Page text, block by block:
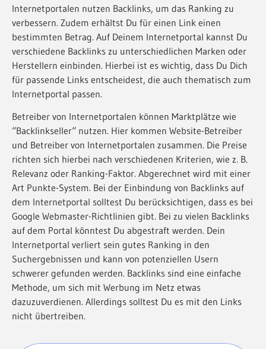
Internetportalen nutzen Backlinks, um das Ranking zu
verbessern. Zudem erhältst Du für einen Link einen
bestimmten Betrag. Auf Deinem Internetportal kannst Du
verschiedene Backlinks zu unterschiedlichen Marken oder
Herstellern einbinden. Hierbei ist es wichtig, dass Du Dich
für passende Links entscheidest, die auch thematisch zum
Internetportal passen.
Betreiber von Internetportalen können Marktplätze wie
“Backlinkseller“ nutzen. Hier kommen Website-Betreiber
und Betreiber von Internetportalen zusammen. Die Preise
richten sich hierbei nach verschiedenen Kriterien, wie z. B.
Relevanz oder Ranking-Faktor. Abgerechnet wird mit einer
Art Punkte-System. Bei der Einbindung von Backlinks auf
dem Internetportal solltest Du berücksichtigen, dass es bei
Google Webmaster-Richtlinien gibt. Bei zu vielen Backlinks
auf dem Portal könntest Du abgestraft werden. Dein
Internetportal verliert sein gutes Ranking in den
Suchergebnissen und kann von potenziellen Usern
schwerer gefunden werden. Backlinks sind eine einfache
Methode, um sich mit Werbung im Netz etwas
dazuzuverdienen. Allerdings solltest Du es mit den Links
nicht übertreiben.